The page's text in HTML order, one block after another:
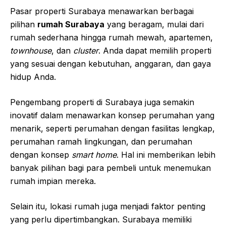
Pasar properti Surabaya menawarkan berbagai
pilihan rumah Surabaya yang beragam, mulai dari
rumah sederhana hingga rumah mewah, apartemen,
townhouse, dan cluster. Anda dapat memilih properti
yang sesuai dengan kebutuhan, anggaran, dan gaya
hidup Anda.
Pengembang properti di Surabaya juga semakin
inovatif dalam menawarkan konsep perumahan yang
menarik, seperti perumahan dengan fasilitas lengkap,
perumahan ramah lingkungan, dan perumahan
dengan konsep smart home. Hal ini memberikan lebih
banyak pilihan bagi para pembeli untuk menemukan
rumah impian mereka.
Selain itu, lokasi rumah juga menjadi faktor penting
yang perlu dipertimbangkan. Surabaya memiliki